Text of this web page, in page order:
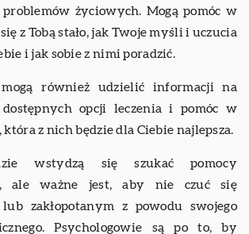
życiowych. Mogą pomóc w
z Tobą stało, jak Twoje myśli i uczucia
i jak sobie z nimi poradzić.
mogą również udzielić informacji na
opcji leczenia i pomóc w
z nich będzie dla Ciebie najlepsza.
wstydzą się szukać pomocy
ale ważne jest, aby nie czuć się
zakłopotanym z powodu swojego
Psychologowie są po to, by